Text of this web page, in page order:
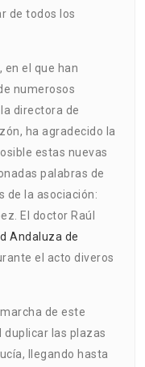
de todos los
el que han
numerosos
directora de
ha agradecido la
estas nuevas
palabras de
de la asociación:
El doctor Raúl
Andaluza de
el acto diveros
de este
las plazas
llegando hasta